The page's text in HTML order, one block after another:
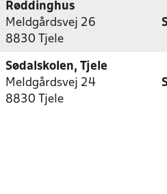
Røddinghus
Meldgårdsvej 26
8830 Tjele
Sødalskolen, Tjele
Meldgårdsvej 24
8830 Tjele